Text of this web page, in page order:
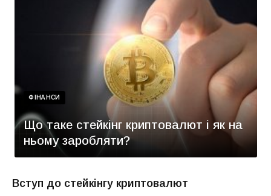
ФІНАНСИ
Що таке стейкінг криптовалют і як на
ньому заробляти?
Вступ до стейкінгу криптовалют